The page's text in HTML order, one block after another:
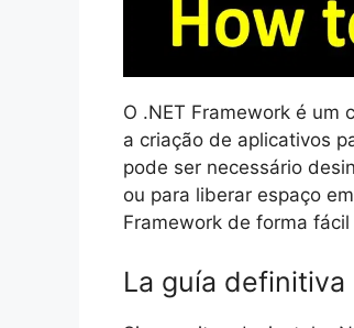
O .NET Framework é um
a criação de aplicativos
pode ser necessário
ou para liberar espaço
Framework de forma fácil
La guía definitiva